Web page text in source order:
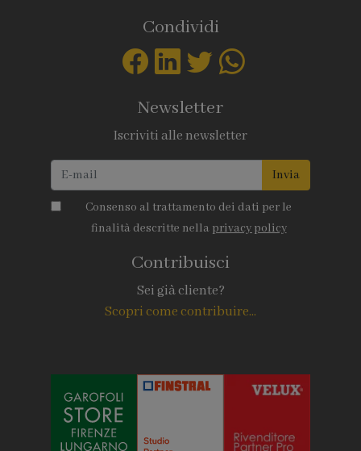
Condividi
Newsletter
Iscriviti alle newsletter
Invia
Consenso al trattamento dei dati per le
finalità descritte nella privacy policy
Contribuisci
Sei già cliente?
Scopri come contribuire...